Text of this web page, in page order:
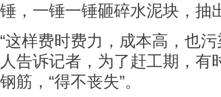
锤，一锤一锤砸碎水泥块，抽
“这样费时费力，成本高，也
人告诉记者，为了赶工期，有
钢筋，“得不丧失”。